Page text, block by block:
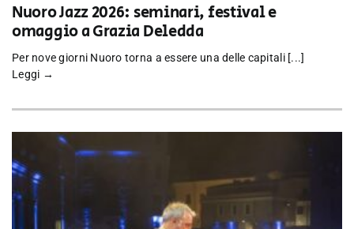
Nuoro Jazz 2026: seminari, festival e
omaggio a Grazia Deledda
Per nove giorni Nuoro torna a essere una delle capitali [...]
Leggi →